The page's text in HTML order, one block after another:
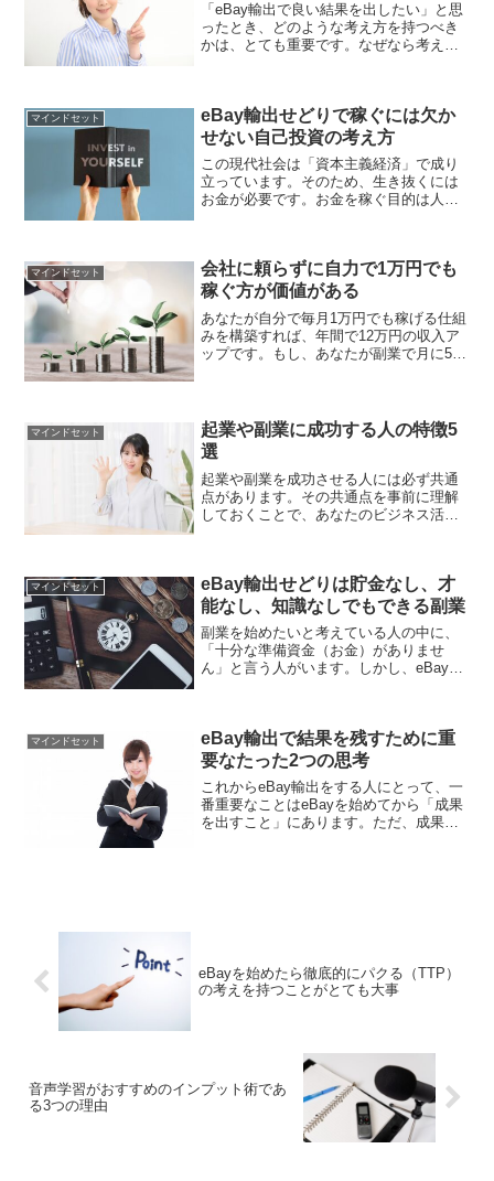
「eBay輸出で良い結果を出したい」と思
ったとき、どのような考え方を持つべき
かは、とても重要です。なぜなら考え方
ることができます。物...
マインドセット
eBay輸出せどりで稼ぐには欠か
せない自己投資の考え方
この現代社会は「資本主義経済」で成り
立っています。そのため、生き抜くには
お金が必要です。お金を稼ぐ目的は人そ
で必要とするため...
マインドセット
会社に頼らずに自力で1万円でも
稼ぐ方が価値がある
あなたが自分で毎月1万円でも稼げる仕組
みを構築すれば、年間で12万円の収入ア
ップです。もし、あなたが副業で月に5万
で今回は、「会社...
マインドセット
起業や副業に成功する人の特徴5
選
起業や副業を成功させる人には必ず共通
点があります。その共通点を事前に理解
しておくことで、あなたのビジネス活動
いる人たちに共通する...
マインドセット
eBay輸出せどりは貯金なし、才
能なし、知識なしでもできる副業
副業を始めたいと考えている人の中に、
「十分な準備資金（お金）がありませ
ん」と言う人がいます。しかし、eBay輸
能なら多少のお金...
マインドセット
eBay輸出で結果を残すために重
要なたった2つの思考
これからeBay輸出をする人にとって、一
番重要なことはeBayを始めてから「成果
を出すこと」にあります。ただ、成果の
eBayを始めたら徹底的にパクる（TTP）
の考えを持つことがとても大事
音声学習がおすすめのインプット術であ
る3つの理由